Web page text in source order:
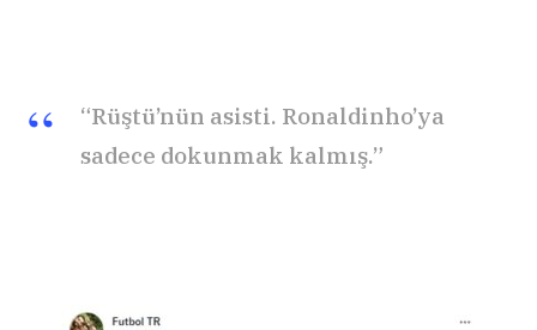
“Rüştü’nün asisti. Ronaldinho’ya
sadece dokunmak kalmış.”